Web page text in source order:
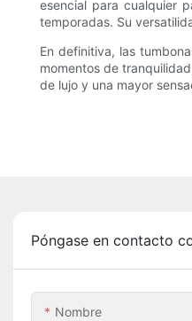
esencial para cualquier
temporadas. Su
En definitiva, las
momentos de
de lujo y una mayor
Póngase en contacto
Nombre